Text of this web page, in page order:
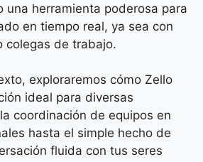
una herramienta poderosa para
en tiempo real, ya sea con
colegas de trabajo.
exploraremos cómo Zello
ideal para diversas
coordinación de equipos en
hasta el simple hecho de
fluida con tus seres